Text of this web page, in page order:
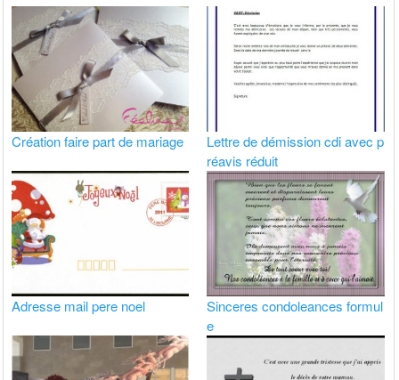
Création faire part de mariage
Lettre de démission cdi avec p
réavis réduit
Adresse mail pere noel
Sinceres condoleances formul
e